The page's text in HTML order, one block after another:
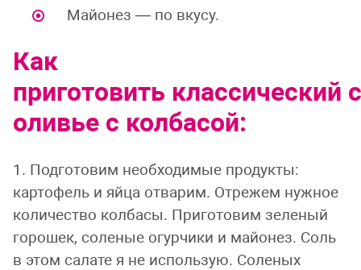
Майонез — по вкусу.
Как
приготовить классический
оливье с колбасой:
1. Подготовим необходимые продукты:
картофель и яйца отварим. Отрежем нужное
количество колбасы. Приготовим зеленый
горошек, соленые огурчики и майонез. Соль
в этом салате я не использую. Соленых